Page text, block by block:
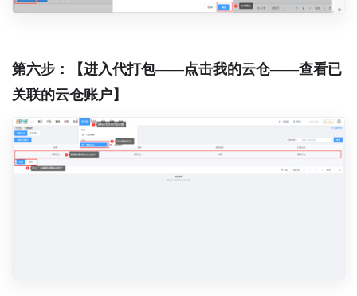
第六步：【进入代打包——点击我的云仓——查看已
关联的云仓账户】